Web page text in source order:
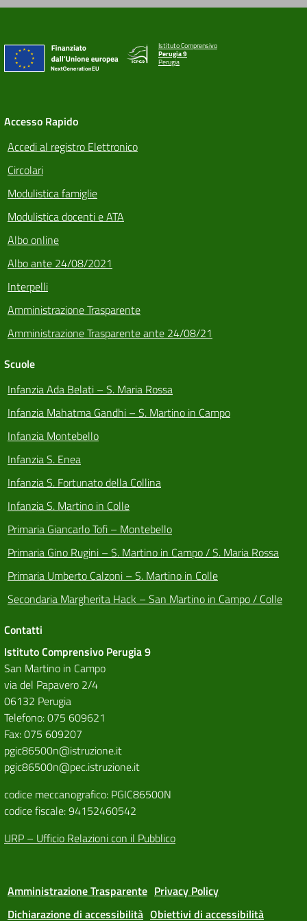
Istituto Comprensivo
Perugia 9
Perugia
Accesso Rapido
Accedi al registro Elettronico
Circolari
Modulistica famiglie
Modulistica docenti e ATA
Albo online
Albo ante 24/08/2021
Interpelli
Amministrazione Trasparente
Amministrazione Trasparente ante 24/08/21
Scuole
Infanzia Ada Belati – S. Maria Rossa
Infanzia Mahatma Gandhi – S. Martino in Campo
Infanzia Montebello
Infanzia S. Enea
Infanzia S. Fortunato della Collina
Infanzia S. Martino in Colle
Primaria Giancarlo Tofi – Montebello
Primaria Gino Rugini – S. Martino in Campo / S. Maria Rossa
Primaria Umberto Calzoni – S. Martino in Colle
Secondaria Margherita Hack – San Martino in Campo / Colle
Contatti
Istituto Comprensivo Perugia 9
San Martino in Campo
via del Papavero 2/4
06132 Perugia
Telefono: 075 609621
Fax: 075 609207
pgic86500n@istruzione.it
pgic86500n@pec.istruzione.it
codice meccanografico: PGIC86500N
codice fiscale: 94152460542
URP – Ufficio Relazioni con il Pubblico
Amministrazione Trasparente Privacy Policy
Dichiarazione di accessibilità Obiettivi di accessibilità